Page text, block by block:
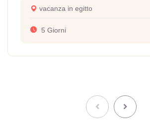
vacanza in egitto
5 Giorni